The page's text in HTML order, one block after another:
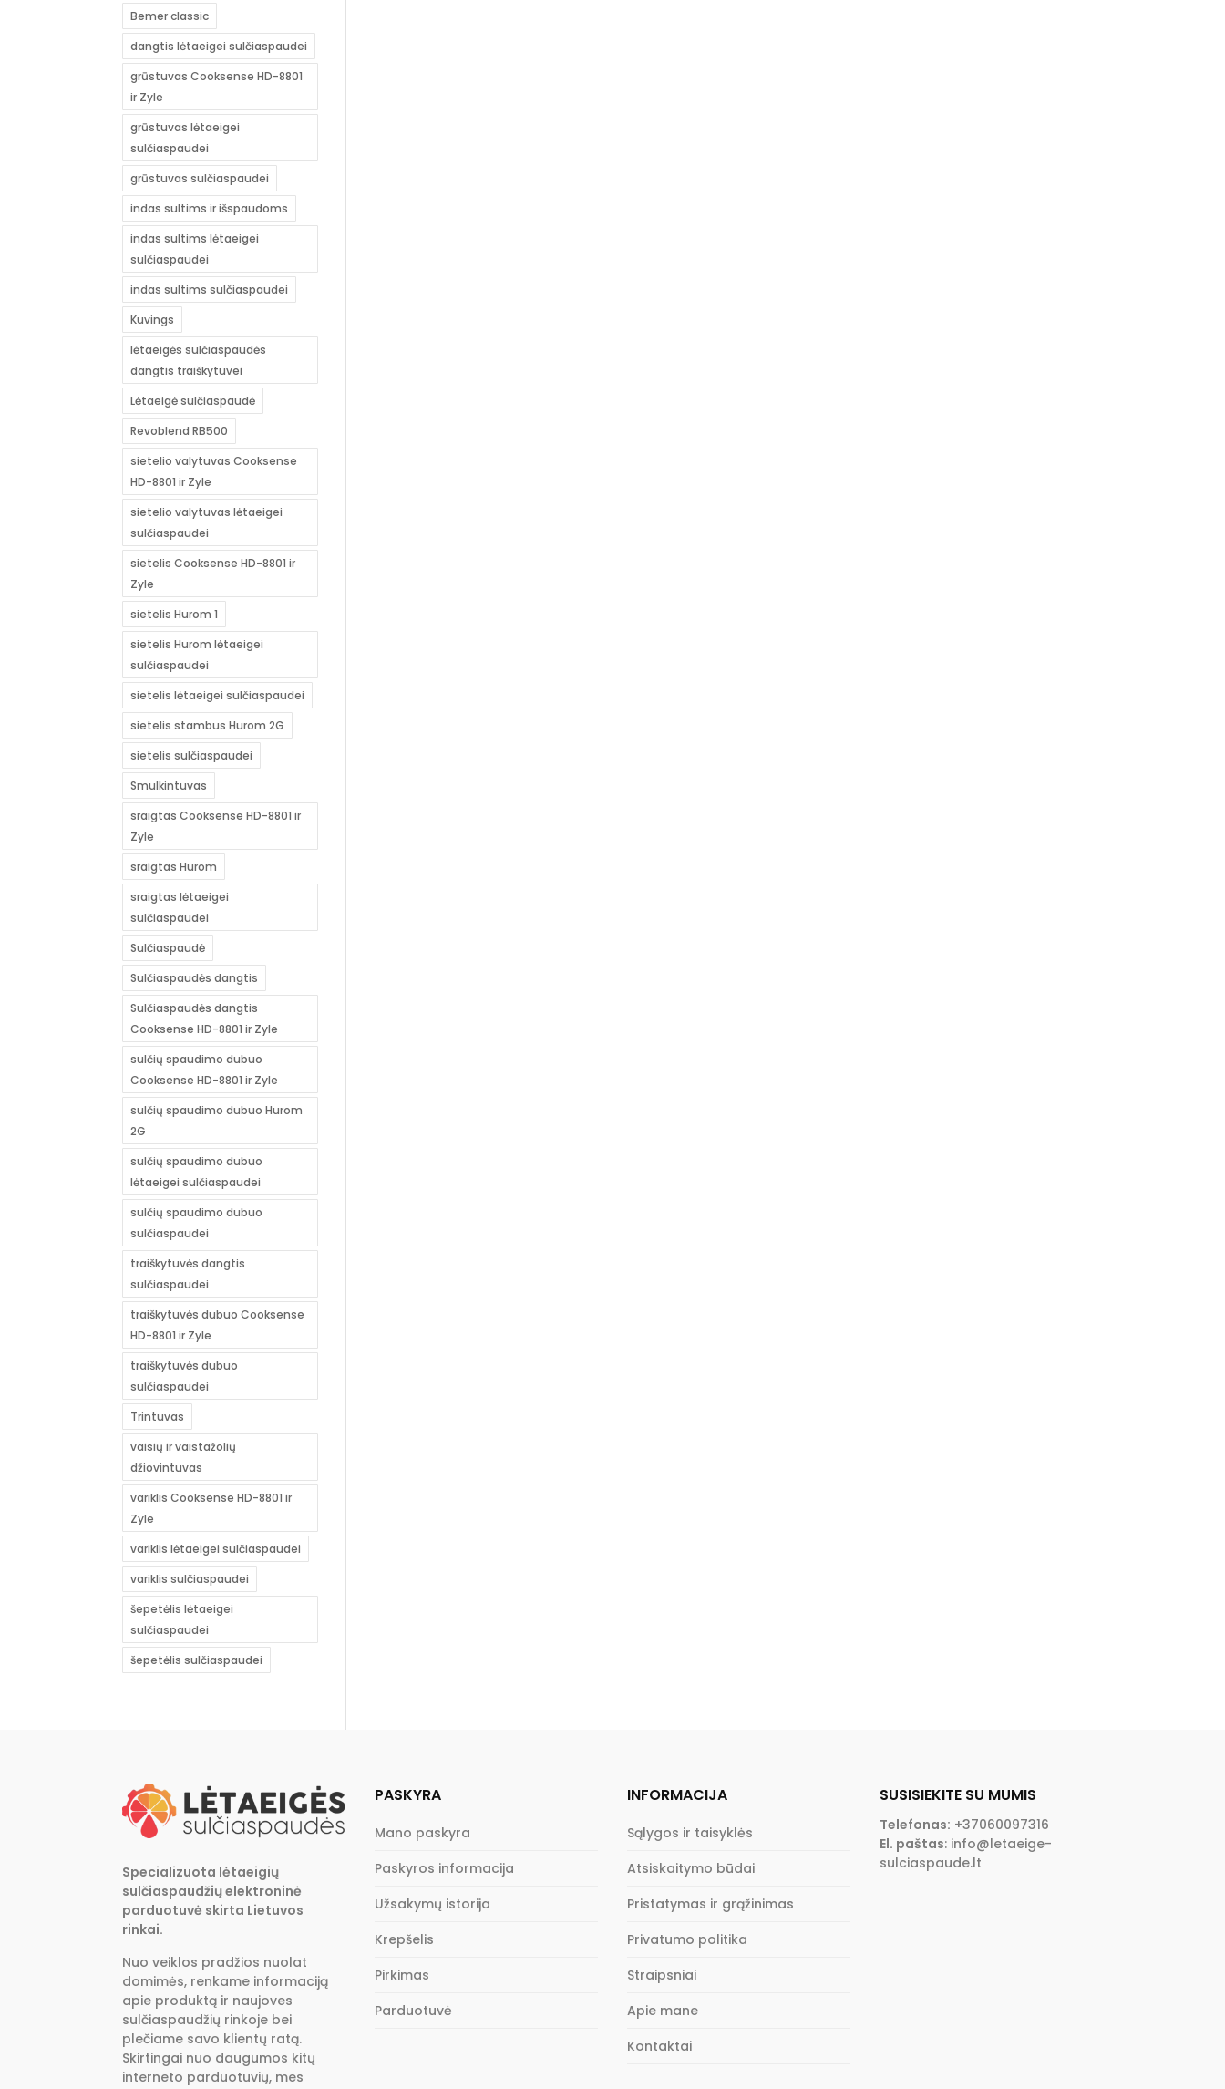
Bemer classic
dangtis lėtaeigei sulčiaspaudei
grūstuvas Cooksense HD-8801
ir Zyle
grūstuvas lėtaeigei
sulčiaspaudei
grūstuvas sulčiaspaudei
indas sultims ir išspaudoms
indas sultims lėtaeigei
sulčiaspaudei
indas sultims sulčiaspaudei
Kuvings
lėtaeigės sulčiaspaudės
dangtis traiškytuvei
Lėtaeigė sulčiaspaudė
Revoblend RB500
sietelio valytuvas Cooksense
HD-8801 ir Zyle
sietelio valytuvas lėtaeigei
sulčiaspaudei
sietelis Cooksense HD-8801 ir
Zyle
sietelis Hurom 1
sietelis Hurom lėtaeigei
sulčiaspaudei
sietelis lėtaeigei sulčiaspaudei
sietelis stambus Hurom 2G
sietelis sulčiaspaudei
Smulkintuvas
sraigtas Cooksense HD-8801 ir
Zyle
sraigtas Hurom
sraigtas lėtaeigei
sulčiaspaudei
Sulčiaspaudė
Sulčiaspaudės dangtis
Sulčiaspaudės dangtis
Cooksense HD-8801 ir Zyle
sulčių spaudimo dubuo
Cooksense HD-8801 ir Zyle
sulčių spaudimo dubuo Hurom
2G
sulčių spaudimo dubuo
lėtaeigei sulčiaspaudei
sulčių spaudimo dubuo
sulčiaspaudei
traiškytuvės dangtis
sulčiaspaudei
traiškytuvės dubuo Cooksense
HD-8801 ir Zyle
traiškytuvės dubuo
sulčiaspaudei
Trintuvas
vaisių ir vaistažolių
džiovintuvas
variklis Cooksense HD-8801 ir
Zyle
variklis lėtaeigei sulčiaspaudei
variklis sulčiaspaudei
šepetėlis lėtaeigei
sulčiaspaudei
šepetėlis sulčiaspaudei
Specializuota lėtaeigių
sulčiaspaudžių elektroninė
parduotuvė skirta Lietuvos
rinkai.
Nuo veiklos pradžios nuolat
domimės, renkame informaciją
apie produktą ir naujoves
sulčiaspaudžių rinkoje bei
plečiame savo klientų ratą.
Skirtingai nuo daugumos kitų
interneto parduotuvių, mes
PASKYRA
Mano paskyra
Paskyros informacija
Užsakymų istorija
Krepšelis
Pirkimas
Parduotuvė
INFORMACIJA
Sąlygos ir taisyklės
Atsiskaitymo būdai
Pristatymas ir grąžinimas
Privatumo politika
Straipsniai
Apie mane
Kontaktai
SUSISIEKITE SU MUMIS
Telefonas: +37060097316
El. paštas: info@letaeige-
sulciaspaude.lt